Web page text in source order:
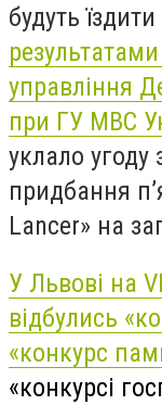
будуть
управління
при ГУ МВС
уклало угоду
придбання
Lancer» на
У Львові на
відбулись
«конкурс
«конкурсі